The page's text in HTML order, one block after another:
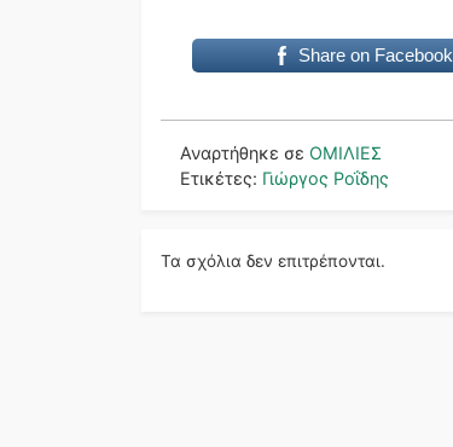
Share on Facebook
Αναρτήθηκε σε ΟΜΙΛΙΕΣ
Ετικέτες: Γιώργος Ροΐδης
Τα σχόλια δεν επιτρέπονται.